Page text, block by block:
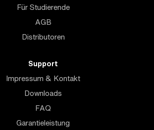
Für Studierende
AGB
Distributoren
Support
Impressum & Kontakt
Downloads
FAQ
Garantieleistung